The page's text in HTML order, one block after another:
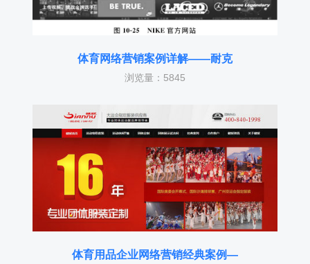
体育网络营销案例详解——耐克
浏览量：5845
体育用品企业网络营销经典案例—